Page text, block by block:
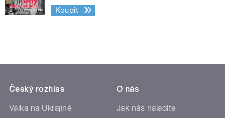
Koupit
Český rozhlas
Válka na Ukrajině
O nás
Jak nás naladíte